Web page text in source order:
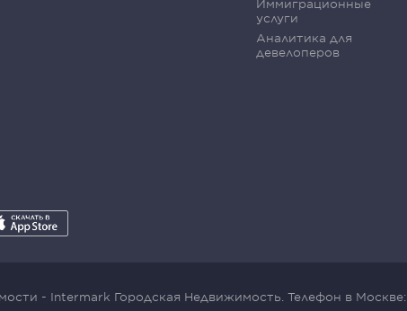
Иммиграционные
услуги
Аналитика для
девелоперов
- Intermark Городская Недвижимость. Телефон в Москве: